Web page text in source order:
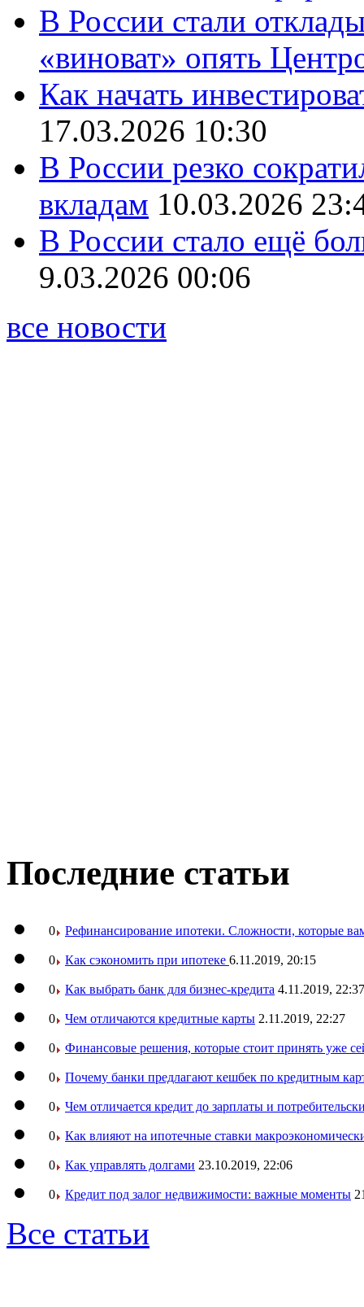
В России стали
«виноват» опять
Как начать
17.03.2026 10:30
В России резко
вкладам 10.03.2026
В России стало ещё
9.03.2026 00:06
все новости
Последние статьи
0 Рефинансирование ипотеки. Сложности, которые
0 Как сэкономить при ипотеке 6.11.2019, 20:15
0 Как выбрать банк для бизнес-кредита 4.11.2019, 22:37
0 Чем отличаются кредитные карты 2.11.2019, 22:27
0 Финансовые решения, которые стоит принять уже
0 Почему банки предлагают кешбек по кредитным
0 Чем отличается кредит до зарплаты и
0 Как влияют на ипотечные ставки
0 Как управлять долгами 23.10.2019, 22:06
0 Кредит под залог недвижимости: важные моменты
Все статьи